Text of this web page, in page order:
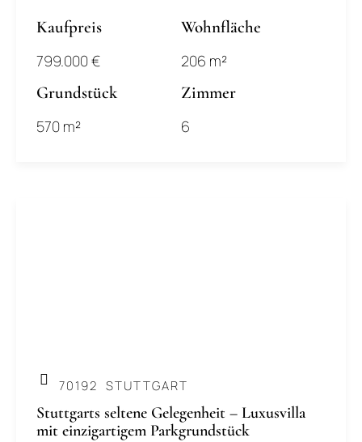
Kaufpreis
799.000 €
Wohnfläche
206 m²
Grundstück
570 m²
Zimmer
6
70192 STUTTGART
Stuttgarts seltene Gelegenheit – Luxusvilla
mit einzigartigem Parkgrundstück